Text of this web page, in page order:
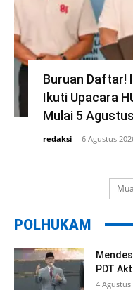
Buruan Daftar!
Ikuti Upacara
Mulai 5
redaksi - 6 Agustus
POLHUKAM
PDT
4 Agustus